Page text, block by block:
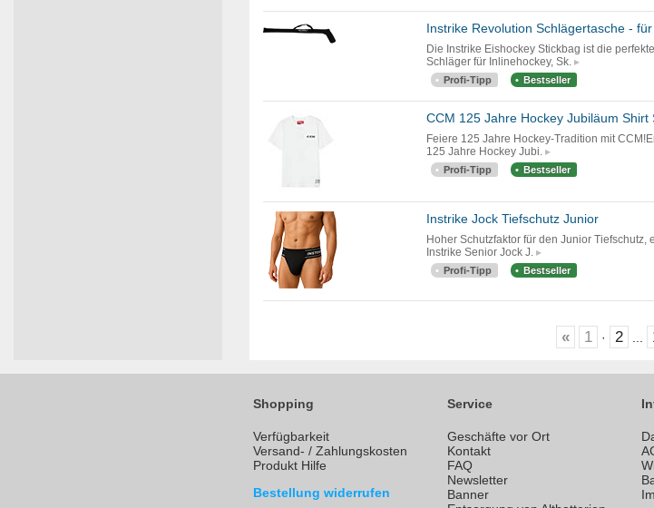
Instrike Revolution Schlägertasche -
Die Instrike Eishockey Stickbag ist die
Schläger für Inlinehockey, Sk.
Profi-Tipp Bestseller
CCM 125 Jahre Hockey Jubiläum Shirt
Feiere 125 Jahre Hockey-Tradition mit
125 Jahre Hockey Jubi.
Profi-Tipp Bestseller
Instrike Jock Tiefschutz Junior
Hoher Schutzfaktor für den Junior Tiefschutz,
Instrike Senior Jock J.
Profi-Tipp Bestseller
« 1 · 2
Shopping
Verfügbarkeit
Versand- / Zahlungskosten
Produkt Hilfe
Bestellung widerrufen
Service
Geschäfte vor Ort
Kontakt
FAQ
Newsletter
Banner